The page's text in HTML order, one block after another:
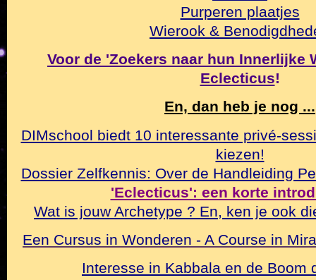
Purperen plaatjes
Wierook &
Voor de 'Zoekers naar hun Innerlijke
Eclecticus!
En, dan heb je nog ...
DIMschool biedt 10 interessante privé-
kiezen!
Dossier Zelfkennis: Over de Handleiding
'Eclecticus': een korte
Wat is jouw Archetype ? En, ken je ook
Een Cursus in Wonderen - A Course in
Interesse in Kabbala en de Boom